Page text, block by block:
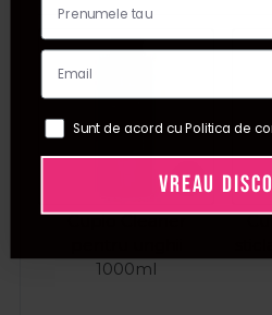
Cupio Cleaner
1000ml
Sunt de acord cu Politica de
VREAU